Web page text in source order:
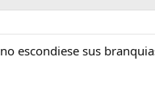
no escondiese sus